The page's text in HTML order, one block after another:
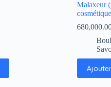
Malaxeur
cosmétique